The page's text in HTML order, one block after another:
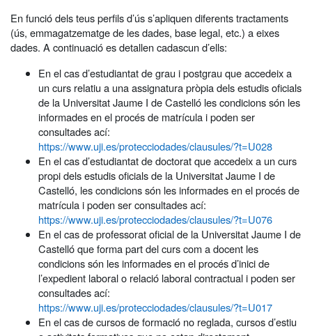
En funció dels teus perfils d’ús s’apliquen diferents tractaments
(ús, emmagatzematge de les dades, base legal, etc.) a eixes
dades. A continuació es detallen cadascun d’ells:
En el cas d’estudiantat de grau i postgrau que accedeix a
un curs relatiu a una assignatura pròpia dels estudis oficials
de la Universitat Jaume I de Castelló les condicions són les
informades en el procés de matrícula i poden ser
consultades ací:
https://www.uji.es/protecciodades/clausules/?t=U028
En el cas d’estudiantat de doctorat que accedeix a un curs
propi dels estudis oficials de la Universitat Jaume I de
Castelló, les condicions són les informades en el procés de
matrícula i poden ser consultades ací:
https://www.uji.es/protecciodades/clausules/?t=U076
En el cas de professorat oficial de la Universitat Jaume I de
Castelló que forma part del curs com a docent les
condicions són les informades en el procés d’inici de
l’expedient laboral o relació laboral contractual i poden ser
consultades ací:
https://www.uji.es/protecciodades/clausules/?t=U017
En el cas de cursos de formació no reglada, cursos d’estiu